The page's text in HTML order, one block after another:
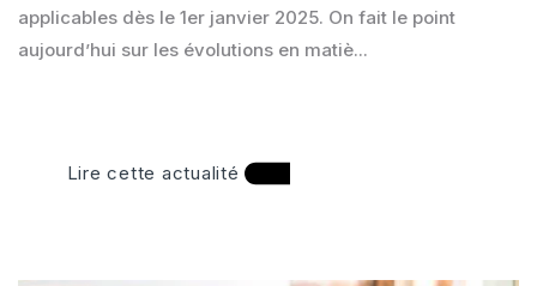
applicables dès le 1er janvier 2025. On fait le point
aujourd’hui sur les évolutions en matiè...
Lire cette actualité